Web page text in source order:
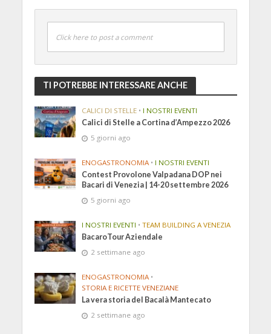
Click here to post a comment
TI POTREBBE INTERESSARE ANCHE
CALICI DI STELLE • I NOSTRI EVENTI
Calici di Stelle a Cortina d’Ampezzo 2026
5 giorni ago
ENOGASTRONOMIA • I NOSTRI EVENTI
Contest Provolone Valpadana DOP nei
Bacari di Venezia | 14-20 settembre 2026
5 giorni ago
I NOSTRI EVENTI • TEAM BUILDING A VENEZIA
BacaroTour Aziendale
2 settimane ago
ENOGASTRONOMIA •
STORIA E RICETTE VENEZIANE
La vera storia del Bacalà Mantecato
2 settimane ago